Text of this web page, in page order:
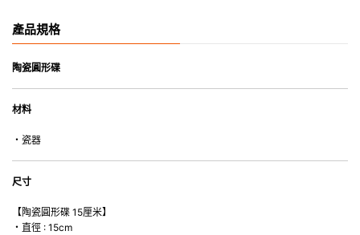
• 可用於洗碗機。
• 合乎食用安全的塗層表面，幾乎不黏，食物容易脫落，清洗方便。
*不可直接用於熱源上
產品規格
陶瓷圓形碟
材料
・瓷器
尺寸
【陶瓷圓形碟 15厘米】
・直徑 : 15cm